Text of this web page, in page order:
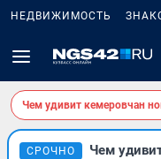
НЕДВИЖИМОСТЬ
Чем удивит кемеровчан
СРОЧНО
Чем